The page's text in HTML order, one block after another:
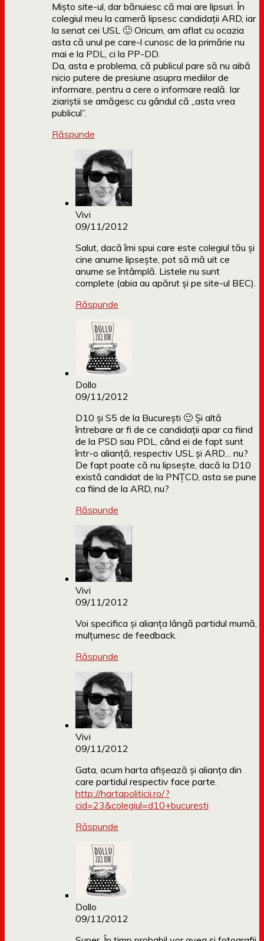
Mișto site-ul, dar bănuiesc că mai are lipsuri. În
colegiul meu la cameră lipsesc candidații ARD, iar
la senat cei USL 🙂 Oricum, am aflat cu ocazia
asta că unul pe care-l cunosc de la primărie nu
mai e la PDL, ci la PP-DD.
Da, asta e problema, că publicul pare să nu aibă
nicio putere de presiune asupra mediilor de
informare, pentru a cere o informare reală. Iar
ziariștii se amăgesc cu gândul că „asta vrea
publicul”.
Răspunde
Vivi
09/11/2012
Salut, dacă îmi spui care este colegiul tău și
cine anume lipsește, pot să mă uit ce
anume se întâmplă. Listele nu sunt
complete (abia au apărut și pe site-ul BEC).
Răspunde
Dollo
09/11/2012
D10 și S5 de la București 🙂 Și altă
întrebare ar fi de ce candidații apar ca fiind
de la PSD sau PDL, când ei de fapt sunt
într-o alianță, respectiv USL și ARD… nu?
De fapt poate că nu lipsește, dacă la D10
există candidat de la PNȚCD, asta se pune
ca fiind de la ARD, nu?
Răspunde
Vivi
09/11/2012
Voi specifica și alianța lângă partidul mumă,
mulțumesc de feedback.
Răspunde
Vivi
09/11/2012
Gata, acum harta afișează și alianța din
care partidul respectiv face parte.
http://hartapoliticii.ro/?
cid=23&colegiul=d10+bucuresti
Răspunde
Dollo
09/11/2012